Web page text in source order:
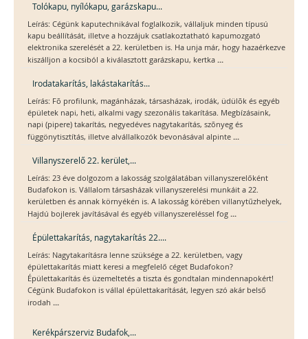
Tolókapu, nyílókapu, garázskapu...
Leírás: Cégünk kaputechnikával foglalkozik, vállaljuk minden típusú
kapu beállítását, illetve a hozzájuk csatlakoztatható kapumozgató
elektronika szerelését a 22. kerületben is. Ha unja már, hogy hazaérkezve
kiszálljon a kocsiból a kiválasztott garázskapu, kertka ...
Irodatakarítás, lakástakarítás...
Leírás: Fõ profilunk, magánházak, társasházak, irodák, üdülõk és egyéb
épületek napi, heti, alkalmi vagy szezonális takarítása. Megbízásaink,
napi (pipere) takarítás, negyedéves nagytakarítás, szõnyeg és
függönytisztítás, illetve alvállalkozók bevonásával alpinte ...
Villanyszerelő 22. kerület,...
Leírás: 23 éve dolgozom a lakosság szolgálatában villanyszerelőként
Budafokon is. Vállalom társasházak villanyszerelési munkáit a 22.
kerületben és annak környékén is. A lakosság körében villanytűzhelyek,
Hajdú bojlerek javításával és egyéb villanyszereléssel fog ...
Épülettakarítás, nagytakarítás 22....
Leírás: Nagytakarításra lenne szüksége a 22. kerületben, vagy
épülettakarítás miatt keresi a megfelelő céget Budafokon?
Épülettakarítás és üzemeltetés a tiszta és gondtalan mindennapokért!
Cégünk Budafokon is vállal épülettakarítását, legyen szó akár belső
irodah ...
Kerékpárszerviz Budafok,...